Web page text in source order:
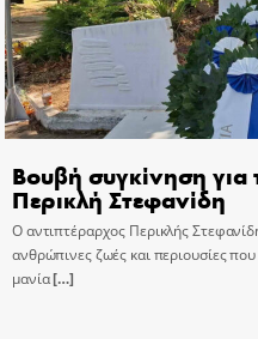
Βουβή συγκίνηση για
Περικλή Στεφανίδη
Ο αντιπτέραρχος Περικλής
ανθρώπινες ζωές και περιουσίες
μανία[…]